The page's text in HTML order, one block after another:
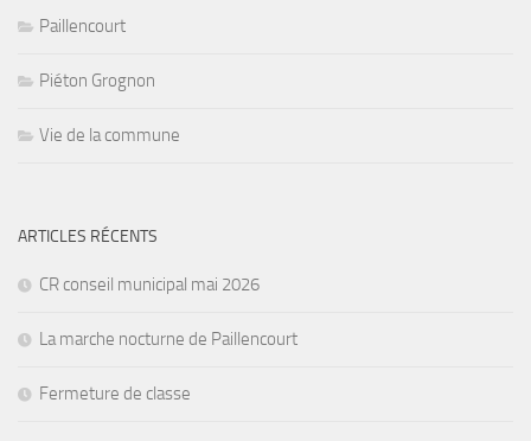
Paillencourt
Piéton Grognon
Vie de la commune
ARTICLES RÉCENTS
CR conseil municipal mai 2026
La marche nocturne de Paillencourt
Fermeture de classe